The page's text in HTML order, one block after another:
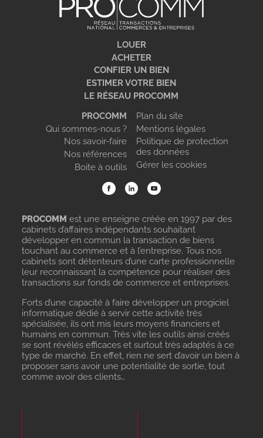
LOUER
ACHETER
CONFIER UN BIEN
ESTIMER VOTRE BIEN
LE RÉSEAU PROCOMM
PROCOMM
Qui sommes-nous ?
Nos savoir-faire
Nos références
Boite à outils
Plan du site
Mentions légales
Politique de protection
des données
Gérer les cookies
PROCOMM est une enseigne créée en 1997 par des
cabinets d’affaires indépendants souhaitant
développer en commun la transaction de biens
touchant au commerce et à l’entreprise. Tous nos
cabinets sont détenteurs d’une carte professionnelle
leur reconnaissant la compétence pour réaliser des
transactions sur fonds de commerce et entreprises.
Forts d’une capacité à faire développer un progiciel
informatique dédié à servir cette activité très
spécialisée, ils ont mis leurs moyens financiers et
humains en commun. Très vite les outils ainsi créés
se sont révélés efficaces et surtout très adaptés à ce
type de marché. En effet, rien ne sert d’avoir un bien à
proposer sans avoir une potentialité de sortie, tout
comme avoir des clients…